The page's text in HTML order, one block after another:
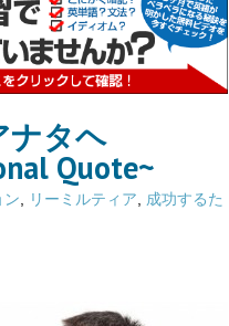
ナタヘ
Quote~
ン リーミルティア
成功するた